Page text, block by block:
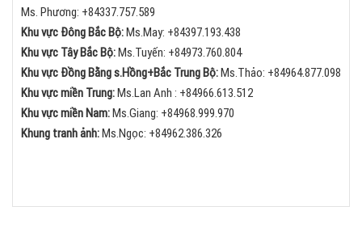
Ms. Phương: +84337.757.589
Khu vực Đông Bắc Bộ:Ms.May: +84397.193.438
Khu vực Tây Bắc Bộ:Ms.Tuyến: +84973.760.804
Khu vực Đồng Bằng s.Hồng+Bắc Trung Bộ:Ms.Thảo: +84964.877.098
Khu vực miền Trung:Ms.Lan Anh : +84966.613.512
Khu vực miền Nam:Ms.Giang: +84968.999.970
Khung tranh ảnh:Ms.Ngọc: +84962.386.326